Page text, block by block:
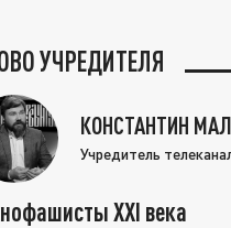
УЧРЕДИТЕЛЯ
КОНСТАНТИН
Учредитель
XXI века